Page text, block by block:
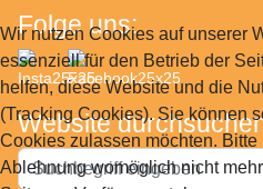
Folge uns:
Website
Website
durchsuchen
Wir nutzen Cookies auf unserer
essenziell für den Betrieb der
helfen, diese Website und die
(Tracking Cookies). Sie können
Cookies zulassen möchten.
Ablehnung womöglich nicht